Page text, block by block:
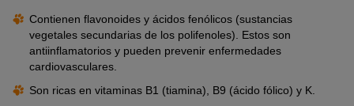
Contienen flavonoides y ácidos fenólicos (sustancias
vegetales secundarias de los polifenoles). Estos son
antiinflamatorios y pueden prevenir enfermedades
cardiovasculares.
Son ricas en vitaminas B1 (tiamina), B9 (ácido fólico) y K.